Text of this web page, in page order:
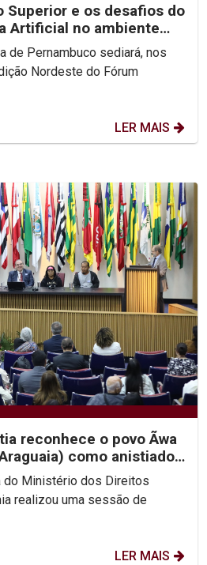
Superior e os desafios do
Artificial no ambiente
de Pernambuco sediará, nos
Nordeste do Fórum
LER MAIS
reconhece o povo Ãwa
como anistiado
do Ministério dos Direitos
realizou uma sessão de
LER MAIS